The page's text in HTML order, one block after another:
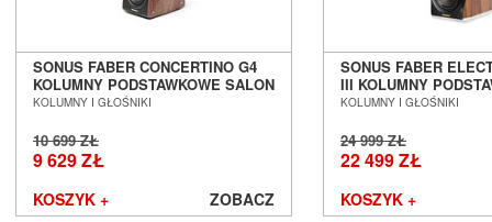
SONUS FABER CONCERTINO G4
KOLUMNY PODSTAWKOWE SALON
POZNAŃ WROCŁAW
KOLUMNY I GŁOŚNIKI
10 699 ZŁ
9 629 ZŁ
KOSZYK + ZOBACZ
SONUS FABER
III KOLUMNY
SALON POZNAŃ
KOLUMNY I GŁOŚNIKI
24 999 ZŁ
22 499 ZŁ
KOSZYK +